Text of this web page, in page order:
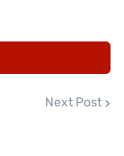
Next Post